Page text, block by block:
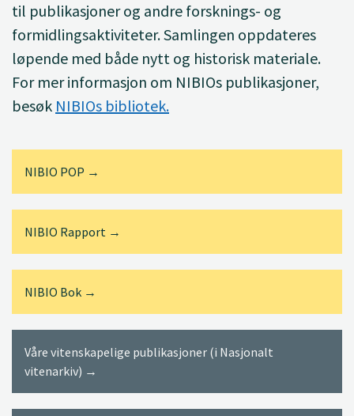
til publikasjoner og andre forsknings- og
formidlingsaktiviteter. Samlingen oppdateres
løpende med både nytt og historisk materiale.
For mer informasjon om NIBIOs publikasjoner,
besøk NIBIOs bibliotek.
NIBIO POP →
NIBIO Rapport →
NIBIO Bok →
Våre vitenskapelige publikasjoner (i Nasjonalt
vitenarkiv) →